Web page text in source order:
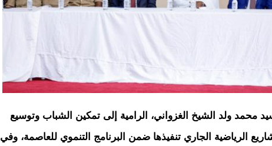
محمد ولد الشيخ الغزواني، الرامية إلى تمكين الشباب وتوسيع
الرياضية الجاري تنفيذها ضمن البرنامج التنموي للعاصمة، وفي